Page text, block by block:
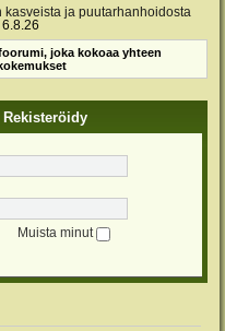
kasveista ja puutarhanhoidosta
joka kokoaa yhteen
Rekisteröidy
Muista minut